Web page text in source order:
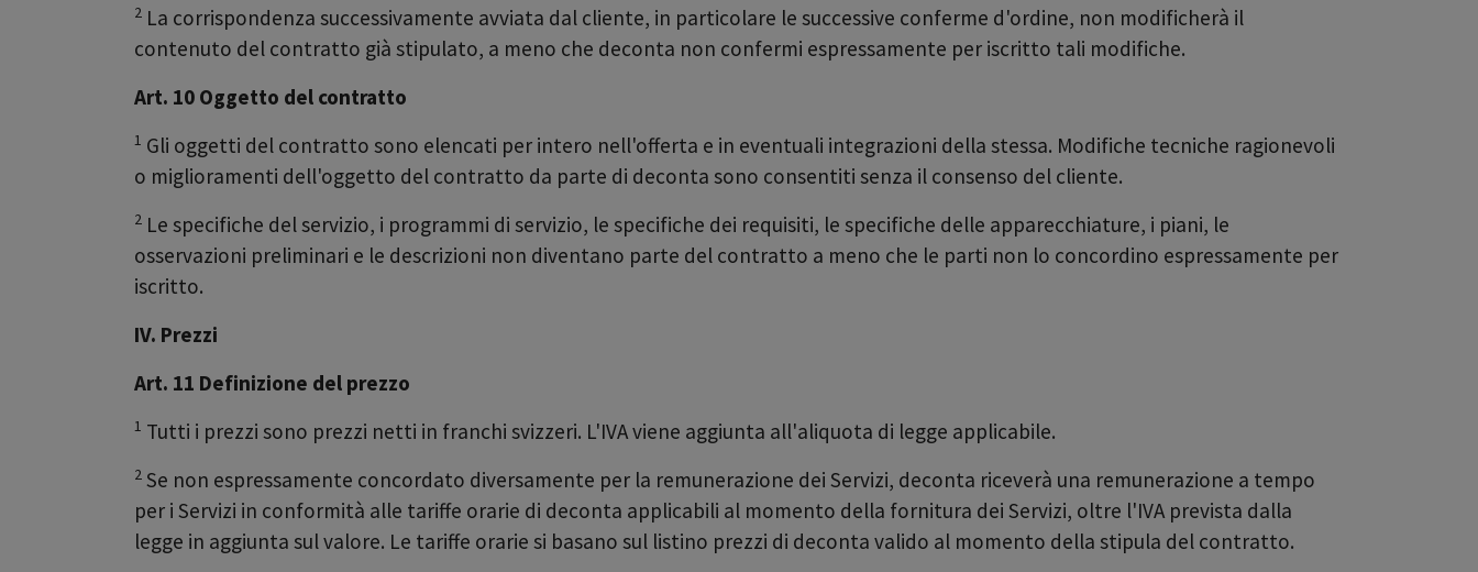
2 La corrispondenza successivamente avviata dal cliente, in particolare le successive conferme d'ordine, non modificherà il
contenuto del contratto già stipulato, a meno che deconta non confermi espressamente per iscritto tali modifiche.
Art. 10 Oggetto del contratto
1 Gli oggetti del contratto sono elencati per intero nell'offerta e in eventuali integrazioni della stessa. Modifiche tecniche ragionevoli
o miglioramenti dell'oggetto del contratto da parte di deconta sono consentiti senza il consenso del cliente.
2 Le specifiche del servizio, i programmi di servizio, le specifiche dei requisiti, le specifiche delle apparecchiature, i piani, le
osservazioni preliminari e le descrizioni non diventano parte del contratto a meno che le parti non lo concordino espressamente per
iscritto.
IV. Prezzi
Art. 11 Definizione del prezzo
1 Tutti i prezzi sono prezzi netti in franchi svizzeri. L'IVA viene aggiunta all'aliquota di legge applicabile.
2 Se non espressamente concordato diversamente per la remunerazione dei Servizi, deconta riceverà una remunerazione a tempo
per i Servizi in conformità alle tariffe orarie di deconta applicabili al momento della fornitura dei Servizi, oltre l'IVA prevista dalla
legge in aggiunta sul valore. Le tariffe orarie si basano sul listino prezzi di deconta valido al momento della stipula del contratto.